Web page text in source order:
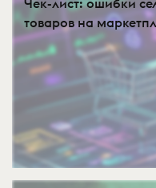
товаров на